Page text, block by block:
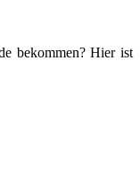
bekommen? Hier ist